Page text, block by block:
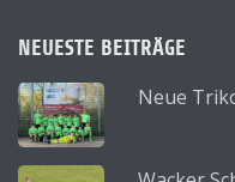
NEUESTE BEITRÄGE
Neue